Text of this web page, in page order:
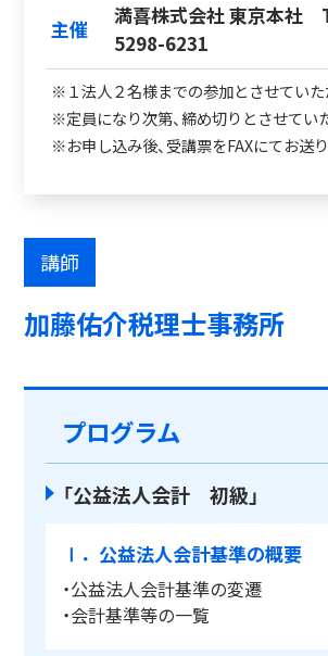
主催
満喜株式会社 東京本社
5298-6231
※１法人２名様までの参加とさせていた
※定員になり次第、締め切りとさせてい
※お申し込み後、受講票をFAXにてお送
講師
加藤佑介税理士事務所
プログラム
「公益法人会計 初級」
Ⅰ．公益法人会計基準の概要
・公益法人会計基準の変遷
・会計基準等の一覧